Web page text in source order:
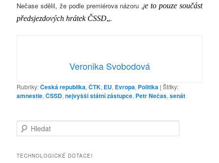
Nečase sdělil, že podle premiérova názoru „je to pouze součást
předsjezdových hrátek ČSSD„.
Veronika Svobodová
Rubriky:Česká republika,ČTK, EU, Evropa, Politika |Štítky:
amnestie,ČSSD,nejvyšši státní zástupce, Petr Nečas,senát
l
d
TECHNOLOGICKÉ DOTACE!